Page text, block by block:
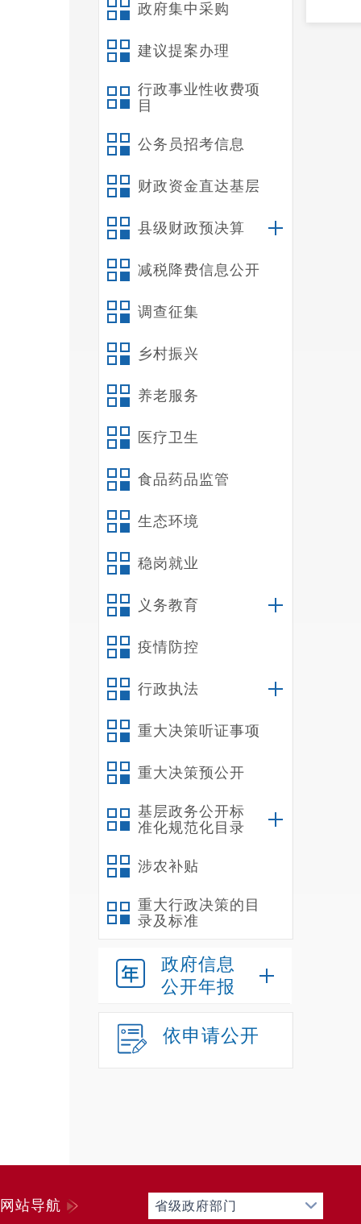
政府集中采购
建议提案办理
行政事业性收费项
目
公务员招考信息
财政资金直达基层
县级财政预决算
减税降费信息公开
调查征集
乡村振兴
养老服务
医疗卫生
食品药品监管
生态环境
稳岗就业
义务教育
疫情防控
行政执法
重大决策听证事项
重大决策预公开
基层政务公开标
准化规范化目录
涉农补贴
重大行政决策的目
录及标准
政府信息
公开年报
依申请公开
网站导航 省级政府部门